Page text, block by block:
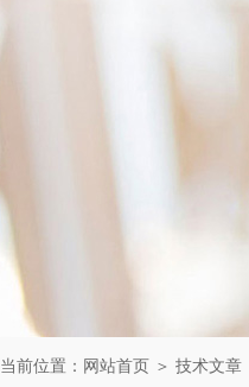
当前位置： 网站首页 ＞ 技术文章